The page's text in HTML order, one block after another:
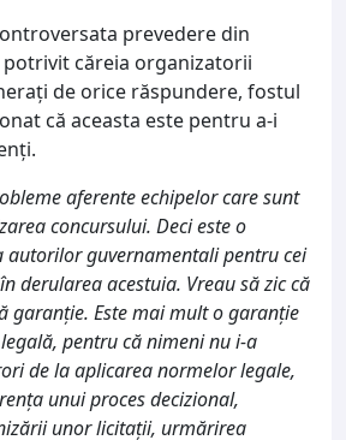
prevedere din
potrivit căreia organizatorii
de orice răspundere, fostul
că aceasta este pentru a-i
aferente echipelor care sunt
concursului. Deci este o
guvernamentali pentru cei
derularea acestuia. Vreau să zic că
garanție. Este mai mult o garanție
pentru că nimeni nu i-a
de la aplicarea normelor legale,
unui proces decizional,
unor licitații, urmărirea